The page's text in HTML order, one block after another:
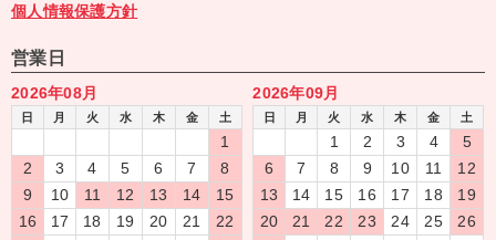
個人情報保護方針
営業日
2026年08月
日 月 火 水 木 金 土
1
2
3 4 5 6 7
8
9
10 11 12 13 14
15
16
17 18 19 20 21
22
2026年09月
日 月 火 水 木 金 土
1 2 3 4
5
6
7 8 9 10 11
12
13
14 15 16 17 18
19
20
21 22 23 24 25
26